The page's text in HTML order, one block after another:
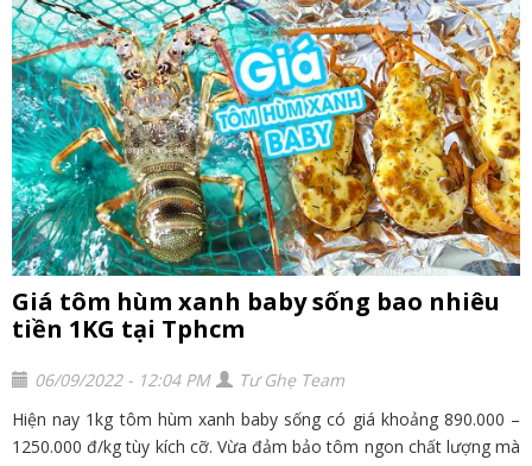
Giá tôm hùm xanh baby sống bao nhiêu
tiền 1KG tại Tphcm
06/09/2022 - 12:04 PM
Tư Ghẹ Team
Hiện nay 1kg tôm hùm xanh baby sống có giá khoảng 890.000 –
1250.000 đ/kg tùy kích cỡ. Vừa đảm bảo tôm ngon chất lượng mà